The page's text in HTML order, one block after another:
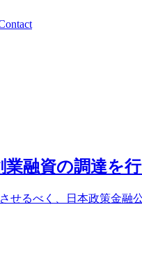
業融資の調達を
せるべく、日本政策金融